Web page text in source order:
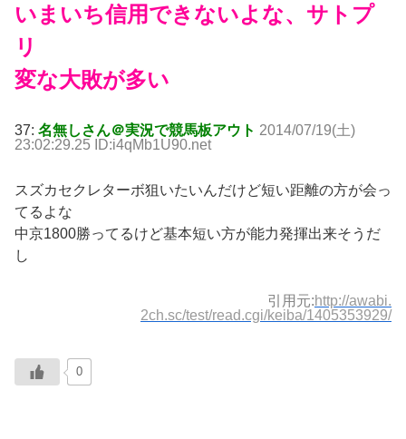
いまいち信用できないよな、サトプ
リ
変な大敗が多い
37: 名無しさん＠実況で競馬板アウト 2014/07/19(土)
23:02:29.25 ID:i4qMb1U90.net
スズカセクレターボ狙いたいんだけど短い距離の方が会っ
てるよな
中京1800勝ってるけど基本短い方が能力発揮出来そうだ
し
引用元:http://awabi.
2ch.sc/test/read.cgi/keiba/1405353929/
0